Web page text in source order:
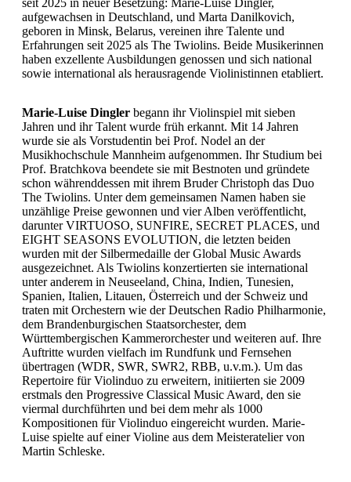
aufgewachsen in Deutschland, und Marta Danilkovich,
geboren in Minsk, Belarus, vereinen ihre Talente und
Erfahrungen seit 2025 als The Twiolins. Beide Musikerinnen
haben exzellente Ausbildungen genossen und sich national
sowie international als herausragende Violinistinnen etabliert.
Marie-Luise Dingler begann ihr Violinspiel mit sieben
Jahren und ihr Talent wurde früh erkannt. Mit 14 Jahren
wurde sie als Vorstudentin bei Prof. Nodel an der
Musikhochschule Mannheim aufgenommen. Ihr Studium bei
Prof. Bratchkova beendete sie mit Bestnoten und gründete
schon währenddessen mit ihrem Bruder Christoph das Duo
The Twiolins. Unter dem gemeinsamen Namen haben sie
unzählige Preise gewonnen und vier Alben veröffentlicht,
darunter VIRTUOSO, SUNFIRE, SECRET PLACES, und
EIGHT SEASONS EVOLUTION, die letzten beiden
wurden mit der Silbermedaille der Global Music Awards
ausgezeichnet. Als Twiolins konzertierten sie international
unter anderem in Neuseeland, China, Indien, Tunesien,
Spanien, Italien, Litauen, Österreich und der Schweiz und
traten mit Orchestern wie der Deutschen Radio Philharmonie,
dem Brandenburgischen Staatsorchester, dem
Württembergischen Kammerorchester und weiteren auf. Ihre
Auftritte wurden vielfach im Rundfunk und Fernsehen
übertragen (WDR, SWR, SWR2, RBB, u.v.m.). Um das
Repertoire für Violinduo zu erweitern, initiierten sie 2009
erstmals den Progressive Classical Music Award, den sie
viermal durchführten und bei dem mehr als 1000
Kompositionen für Violinduo eingereicht wurden. Marie-
Luise spielte auf einer Violine aus dem Meisteratelier von
Martin Schleske.